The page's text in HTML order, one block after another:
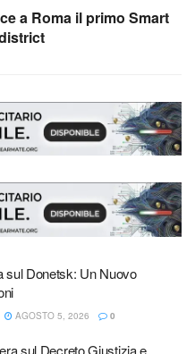
a Roma il primo Smart
sul Donetsk: Un Nuovo
AGOSTO 5, 2026 0